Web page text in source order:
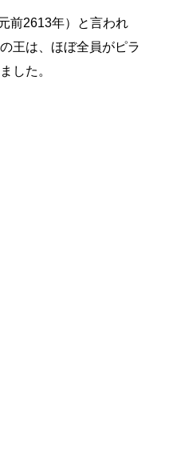
前2613年）と言われ
王は、ほぼ全員がピラ
した。